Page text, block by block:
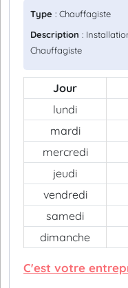
Type : Chauffagiste
Description :
Chauffagiste
Jour
lundi
mardi
mercredi
jeudi
vendredi
samedi
dimanche
C'est votre